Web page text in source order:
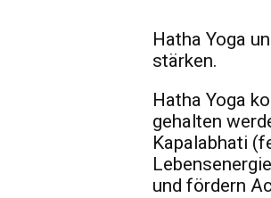
Hatha Yoga
stärken.
Hatha Yoga
gehalten
Kapalabhati
und fördern